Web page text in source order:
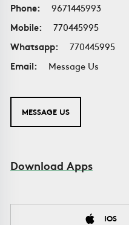
Phone:
9671445993
Mobile:
770445995
Whatsapp:
770445995
Email:
Message Us
MESSAGE US
Download Apps
IOS